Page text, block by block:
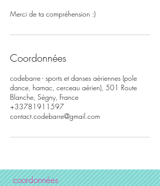
Merci de ta compréhension :)
Coordonnées
codebarre - sports et danses aériennes (pole
dance, hamac, cerceau aérien), 501 Route
Blanche, Ségny, France
+33781911597
contact.codebarre@gmail.com
coordonnées